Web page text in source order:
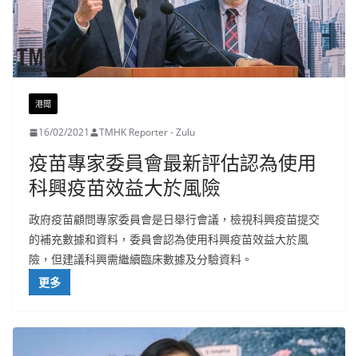
港聞
16/02/2021 TMHK Reporter - Zulu
疫苗專家委員會最新評估認為使用
科興疫苗效益大於風險
政府疫苗顧問專家委員會是日舉行會議，檢視科興疫苗提交
的補充數據和資料，委員會認為使用科興疫苗效益大於風
險，但建議科興需繼續臨床數據及分驗資料。
更多